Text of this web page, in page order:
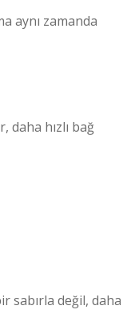
aynı zamanda
daha hızlı bağ
sabırla değil, daha